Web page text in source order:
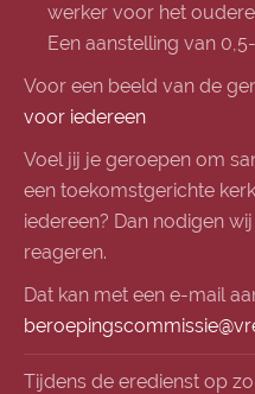
werker voor het
Een aanstelling van
Voor een beeld van de
voor iedereen
Voel jij je geroepen om
een toekomstgerichte
iedereen? Dan nodigen
reageren.
Dat kan met een e-mail
Tijdens de eredienst op